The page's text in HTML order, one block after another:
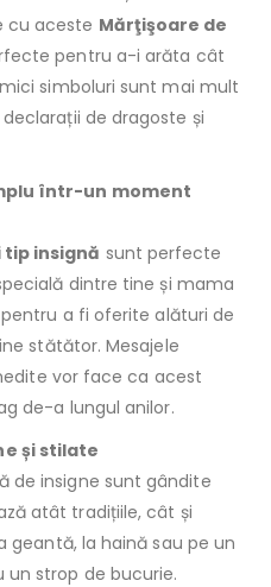
cu aceste Mărţişoare de
pentru a-i arăta cât
simboluri sunt mai mult
de dragoste și
într-un moment
tip insignă sunt perfecte
dintre tine și mama
a fi oferite alături de
stătător. Mesajele
vor face ca acest
de-a lungul anilor.
și stilate
de insigne sunt gândite
atât tradițiile, cât și
geantă, la haină sau pe un
strop de bucurie.